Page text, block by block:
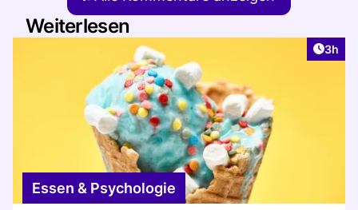
Weiterlesen
3h
Essen & Psychologie